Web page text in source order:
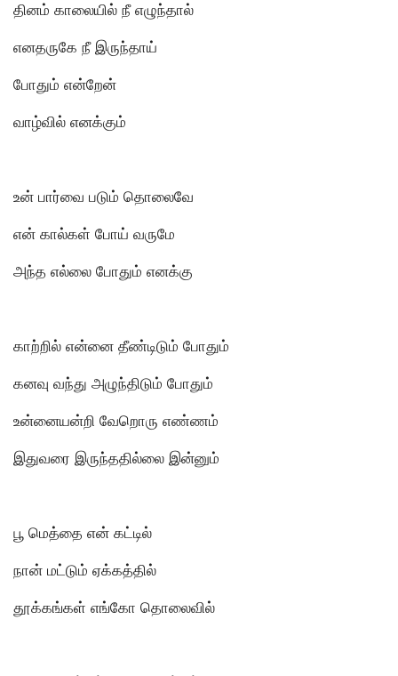
தினம் காலையில் நீ எழுந்தால்
எனதருகே நீ இருந்தாய்
போதும் என்றேன்
வாழ்வில் எனக்கும்
உன் பார்வை படும் தொலைவே
என் கால்கள் போய் வருமே
அந்த எல்லை போதும் எனக்கு
காற்றில் என்னை தீண்டிடும் போதும்
கனவு வந்து அழுந்திடும் போதும்
உன்னையன்றி வேறாெரு எண்ணம்
இதுவரை இருந்ததில்லை இன்னும்
பூ மெத்தை என் கட்டில்
நான் மட்டும் ஏக்கத்தில்
தூக்கங்கள் எங்கோ தொலைவில்